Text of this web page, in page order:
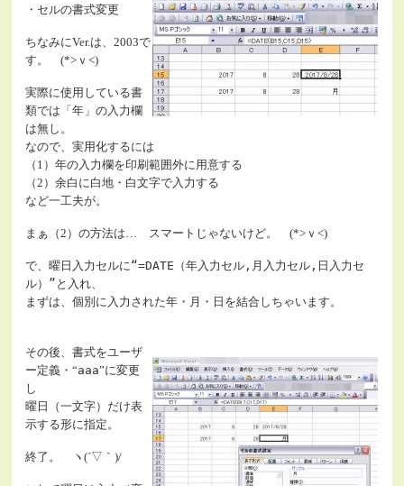
・セルの書式変更
ちなみにVer.は、2003で
す。 (*>ｖ<)
実際に使用している書
類では「年」の入力欄
は無し。
なので、実用化するには
（1）年の入力欄を印刷範囲外に用意する
（2）余白に白地・白文字で入力する
など一工夫が。
まぁ（2）の方法は… スマートじゃないけど。 (*>ｖ<)
で、曜日入力セルに“=DATE（年入力セル,月入力セル,日入力セ
ル）” と入れ、
まずは、個別に入力された年・月・日を結合しちゃいます。
その後、書式をユーザ
ー定義・“aaa”に変更
し
曜日（一文字）だけ表
示する形に指定。
終了。 ヽ(´▽｀)/